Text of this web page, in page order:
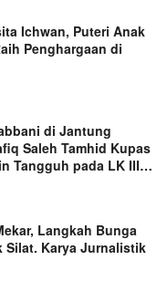
Ichwan, Puteri Anak
Penghargaan di
di Jantung
Saleh Tamhid Kupas
Tangguh pada LK III
Langkah Bunga
Silat. Karya Jurnalistik